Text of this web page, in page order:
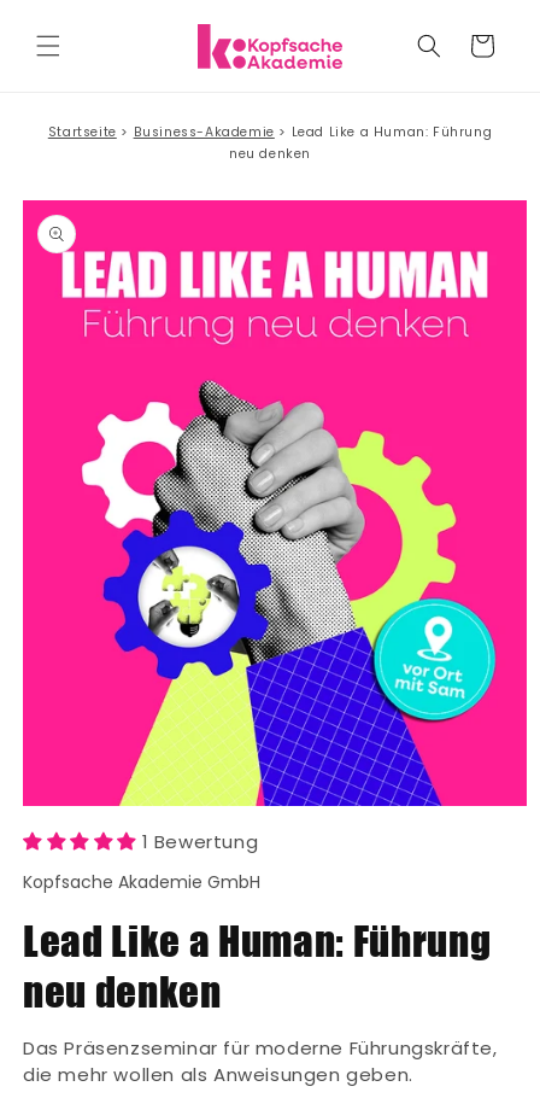
Inhalt
Warenkorb
Startseite Business-Akademie
Lead Like a Human: Führung
neu denken
in
öffnen
1 Bewertung
Kopfsache Akademie GmbH
Lead Like a Human: Führung
neu denken
Das Präsenzseminar für moderne Führungskräfte,
die mehr wollen als Anweisungen geben.